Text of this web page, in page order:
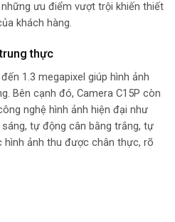
ưu điểm vượt trội khiến thiết
khách hàng.
thực
1.3 megapixel giúp hình ảnh
Bên cạnh đó, Camera C15P còn
nghệ hình ảnh hiện đại như
tự động cân bằng trắng, tự
hình ảnh thu được chân thực, rõ